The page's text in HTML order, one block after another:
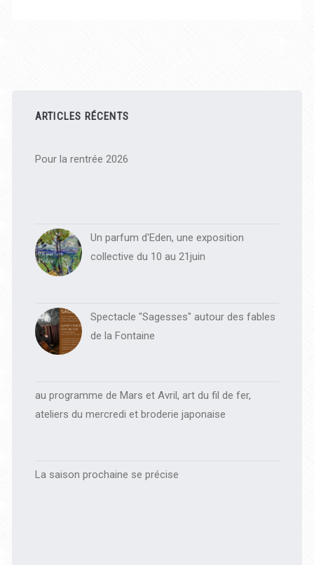
latérale
principale
ARTICLES RÉCENTS
Pour la rentrée 2026
Un parfum d'Eden, une exposition
collective du 10 au 21juin
Spectacle "Sagesses" autour des fables
de la Fontaine
au programme de Mars et Avril, art du fil de fer,
ateliers du mercredi et broderie japonaise
La saison prochaine se précise